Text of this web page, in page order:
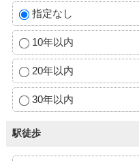
指定なし
10年以内
20年以内
30年以内
駅徒歩